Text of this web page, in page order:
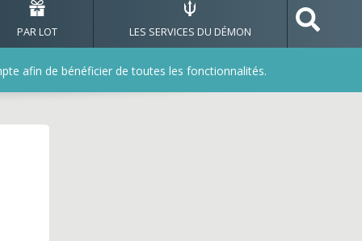
PAR LOT LES SERVICES DU DÉMON
afin de bénéficier de toutes les fonctionnalités.